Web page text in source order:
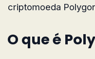
criptomoeda
O que é